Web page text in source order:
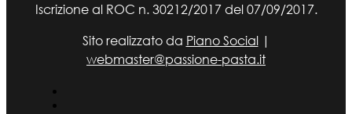
Iscrizione al ROC n. 30212/2017 del 07/09/2017.
Sito realizzato da Piano Social|
webmaster@passione-pasta.it